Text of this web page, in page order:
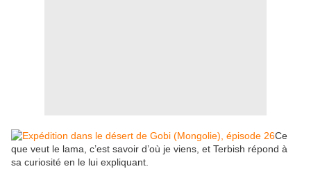
Ce
que veut le lama, c’est savoir d’où je viens, et Terbish répond à
sa curiosité en le lui expliquant.